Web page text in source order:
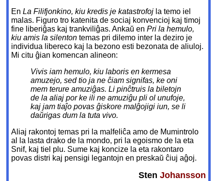
EnLa Filifjonkino, kiu kredis je katastrofoj la temo iel
malas. Figuro tro katenita de sociaj konvencioj kaj timoj
fine liberiĝas kaj trankviliĝas. Ankaŭ enPri la hemulo,
kiu amis la silenton temas pri dilemo inter la deziro je
individua libereco kaj la bezono esti bezonata de aliuloj.
Mi citu ĝian komencan alineon:
Vivis iam hemulo, kiu laboris en kermesa
amuzejo, sed tio ja ne ĉiam signifas, ke oni
mem terure amuziĝas. Li pinĉtruis la biletojn
de la aliaj por ke ili ne amuziĝu pli ol unufoje,
kaj jam tiaĵo povas ĝiskore malĝojigi iun, se li
daŭrigas dum la tuta vivo.
Aliaj rakontoj temas pri la malfeliĉa amo de Mumintrolo
al la lasta drako de la mondo, pri la egoismo de la eta
Snif, kaj tiel plu. Sume kaj koncize la eta rakontaro
povas distri kaj pensigi legantojn en preskaŭ ĉiuj aĝoj.
Sten Johansson